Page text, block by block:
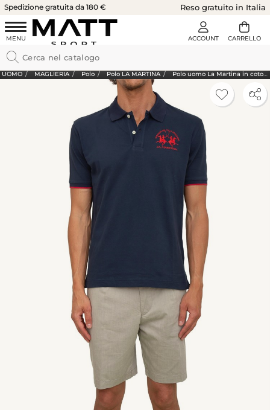
Spedizione gratuita da 180 € Reso gratuito in Italia
UOMO MAGLIERIA Polo Polo LA MARTINA Polo uomo La Martina in cotone blu con ricamo logo e sottocollo logo